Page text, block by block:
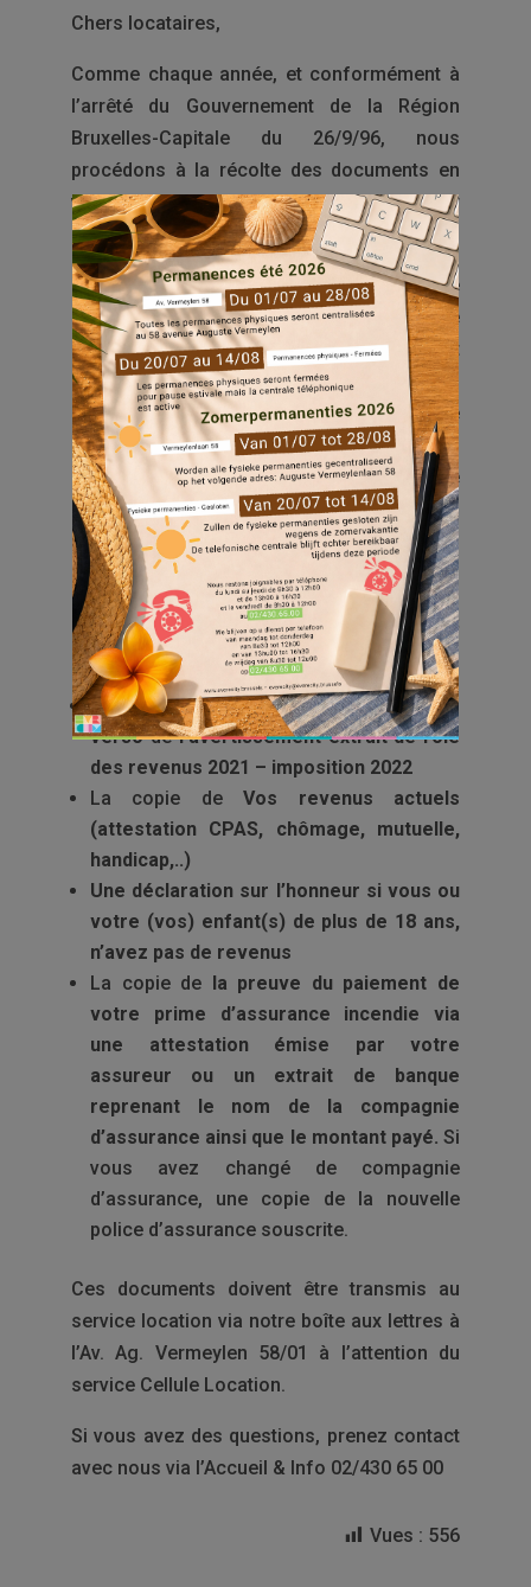
Chers locataires,
Comme chaque année, et conformément à
l’arrêté du Gouvernement de la Région
Bruxelles-Capitale du 26/9/96, nous
procédons à la récolte des documents en
vue de la révision des loyers au 1er janvier
2024.
La révision de loyer est une étape annuelle
demandée par l’arrêté régional, qui procède
au recalcul du montant de chaque élément
du loyer réel prix en compte. A cet effet,
cette semaine, vous avez reçu la circulaire
dans votre boîte aux lettres, vous
demandant de nous remettre un ensemble
de documents.
Nous vous demandons de bien vouloir nous
communiquer la totalité des documents
suivants, comprenant la copie de
TOUTES
LES PAGES,avant le 18 août 2023:
La copie deTOUTES LES PAGES recto-
versodel’avertissement-extrait de rôle
des revenus 2021 – imposition 2022
La copie deVos revenus actuels
(attestation CPAS, chômage, mutuelle,
handicap,..)
Une déclaration sur l’honneur si vous ou
votre (vos) enfant(s) de plus de 18 ans,
n’avez pas de revenus
La copie de
la preuve du paiement de
votre prime d’assurance incendie via
une attestation émise par votre
assureur ou un extrait de banque
reprenant le nom de la compagnie
d’assurance ainsi que le montant payé. Si
vous avez changé de compagnie
d’assurance, une copie de la nouvelle
police d’assurance souscrite.
Ces documents doivent être transmis au
service location via notre boîte aux lettres à
l’Av. Ag. Vermeylen 58/01 à l’attention du
service Cellule Location.
Si vous avez des questions, prenez contact
avec nous via l’Accueil & Info 02/430 65 00
Vues : 556